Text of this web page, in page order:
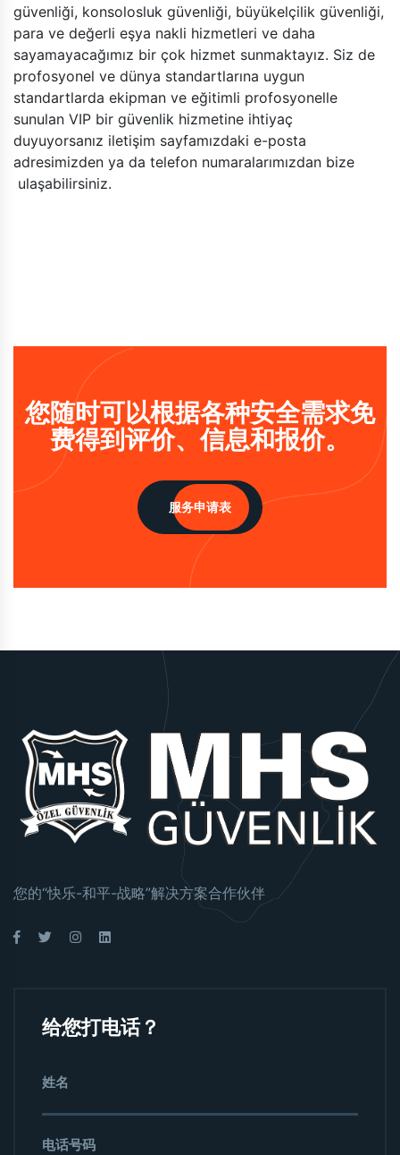
güvenliği, konsolosluk güvenliği, büyükelçilik güvenliği,
para ve değerli eşya nakli hizmetleri ve daha
sayamayacağımız bir çok hizmet sunmaktayız. Siz de
profosyonel ve dünya standartlarına uygun
standartlarda ekipman ve eğitimli profosyonelle
sunulan VIP bir güvenlik hizmetine ihtiyaç
duyuyorsanız iletişim sayfamızdaki e-posta
adresimizden ya da telefon numaralarımızdan bize
ulaşabilirsiniz.
您随时可以根据各种安全需求免
费得到评价、信息和报价。
服务申请表
您的“快乐-和平-战略”解决方案合作伙伴
给您打电话？